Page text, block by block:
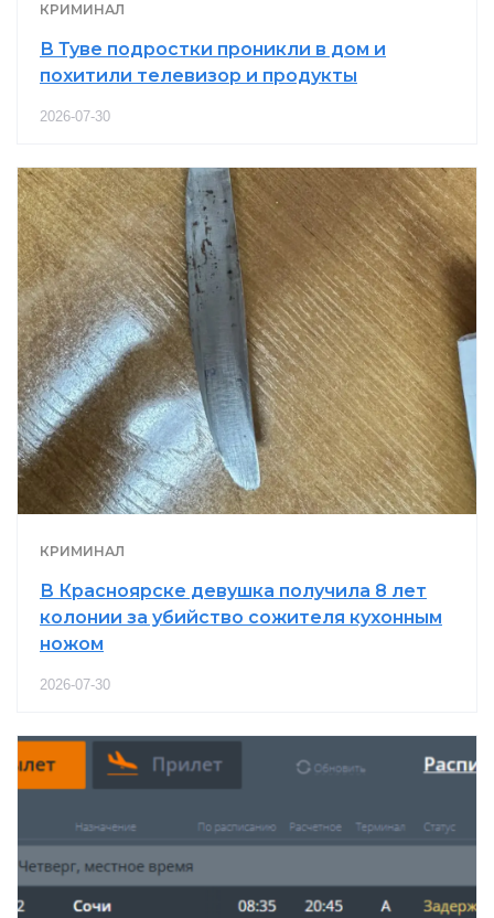
КРИМИНАЛ
В Туве подростки проникли в дом и
похитили телевизор и продукты
2026-07-30
КРИМИНАЛ
В Красноярске девушка получила 8 лет
колонии за убийство сожителя кухонным
ножом
2026-07-30